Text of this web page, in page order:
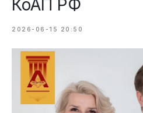
КоАП РФ
2026-06-15 20:50